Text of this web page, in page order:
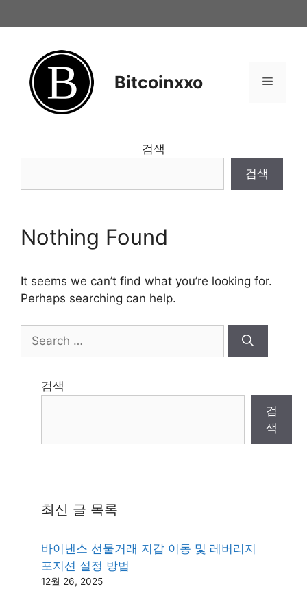
to
Bitcoinxxo Menu
검색
검색
Nothing Found
It seems we can’t find what you’re looking for.
Perhaps searching can help.
for:
검색
검
색
최신 글 목록
바이낸스 선물거래 지갑 이동 및 레버리지
포지션 설정 방법
12월 26, 2025